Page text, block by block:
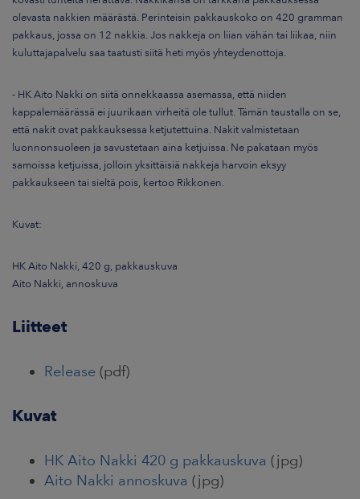
olevasta nakkien määrästä. Perinteisin pakkauskoko on 420 gramman
pakkaus, jossa on 12 nakkia. Jos nakkeja on liian vähän tai liikaa, niin
kuluttajapalvelu saa taatusti siitä heti myös yhteydenottoja.
- HK Aito Nakki on siitä onnekkaassa asemassa, että niiden
kappalemäärässä ei juurikaan virheitä ole tullut. Tämän taustalla on se,
että nakit ovat pakkauksessa ketjutettuina. Nakit valmistetaan
luonnonsuoleen ja savustetaan aina ketjuissa. Ne pakataan myös
samoissa ketjuissa, jolloin yksittäisiä nakkeja harvoin eksyy
pakkaukseen tai sieltä pois, kertoo Rikkonen.
Kuvat:
HK Aito Nakki, 420 g, pakkauskuva
Aito Nakki, annoskuva
Liitteet
Release (pdf)
Kuvat
HK Aito Nakki 420 g pakkauskuva (jpg)
Aito Nakki annoskuva (jpg)